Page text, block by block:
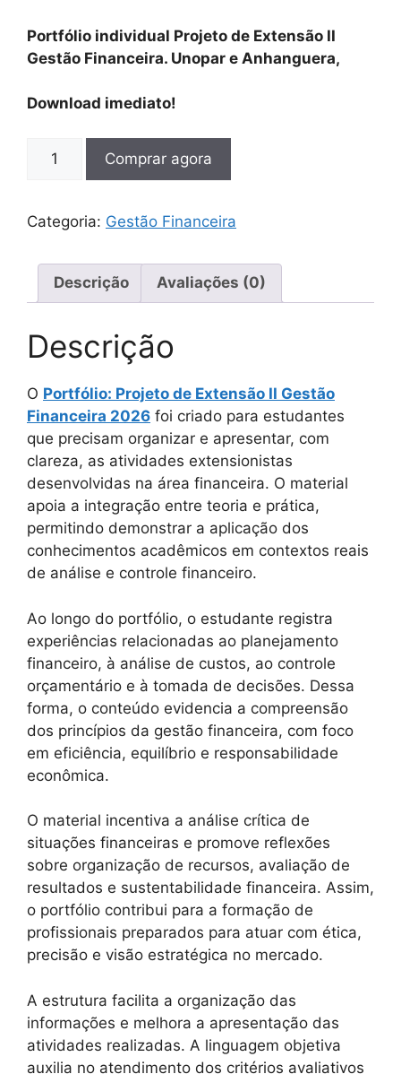
Portfólio individual Projeto de Extensão II
Gestão Financeira. Unopar e Anhanguera,
Download imediato!
Comprar agora
Categoria: Gestão Financeira
Descrição Avaliações (0)
Descrição
O Portfólio: Projeto de Extensão II Gestão
Financeira 2026 foi criado para estudantes
que precisam organizar e apresentar, com
clareza, as atividades extensionistas
desenvolvidas na área financeira. O material
apoia a integração entre teoria e prática,
permitindo demonstrar a aplicação dos
conhecimentos acadêmicos em contextos reais
de análise e controle financeiro.
Ao longo do portfólio, o estudante registra
experiências relacionadas ao planejamento
financeiro, à análise de custos, ao controle
orçamentário e à tomada de decisões. Dessa
forma, o conteúdo evidencia a compreensão
dos princípios da gestão financeira, com foco
em eficiência, equilíbrio e responsabilidade
econômica.
O material incentiva a análise crítica de
situações financeiras e promove reflexões
sobre organização de recursos, avaliação de
resultados e sustentabilidade financeira. Assim,
o portfólio contribui para a formação de
profissionais preparados para atuar com ética,
precisão e visão estratégica no mercado.
A estrutura facilita a organização das
informações e melhora a apresentação das
atividades realizadas. A linguagem objetiva
auxilia no atendimento dos critérios avaliativos